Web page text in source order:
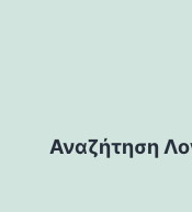
Αναζήτηση